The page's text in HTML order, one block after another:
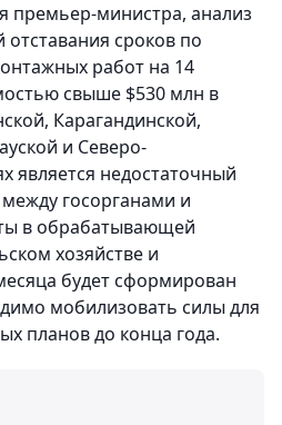
премьер-министра, анализ
сроков по
работ на 14
свыше $530 млн в
Карагандинской,
и Северо-
является недостаточный
госорганами и
в обрабатывающей
хозяйстве и
будет сформирован
мобилизовать силы для
планов до конца года.